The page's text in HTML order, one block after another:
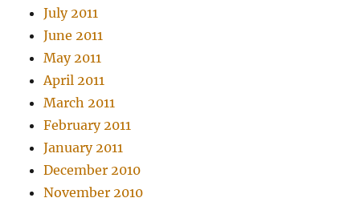
July 2011
June 2011
May 2011
April 2011
March 2011
February 2011
January 2011
December 2010
November 2010